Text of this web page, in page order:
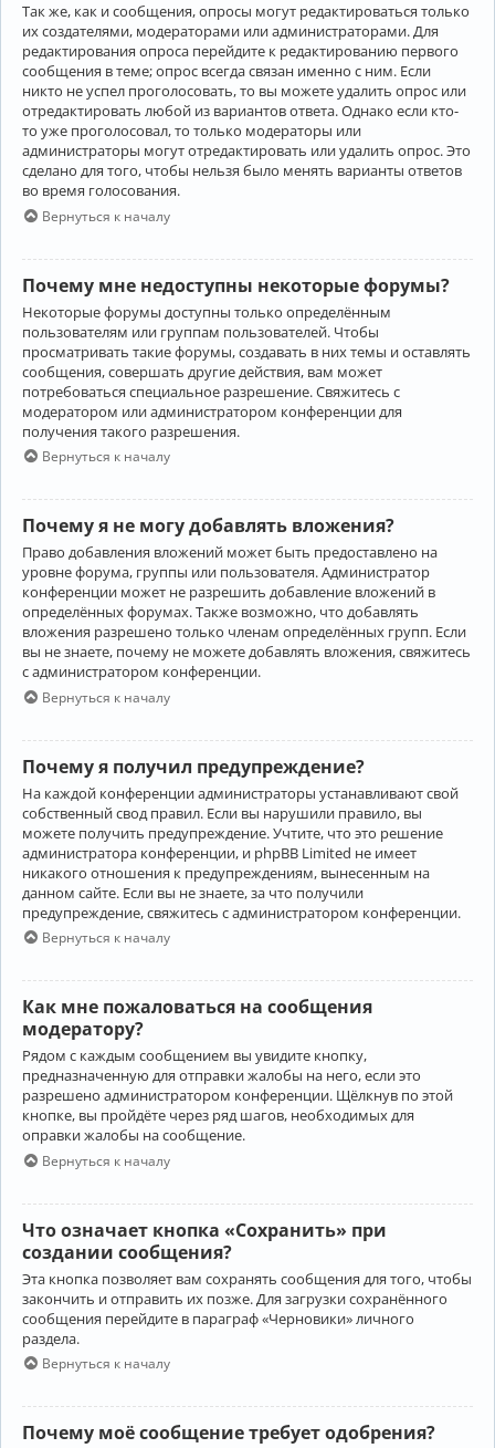
Так же, как и сообщения, опросы могут редактироваться только
их создателями, модераторами или администраторами. Для
редактирования опроса перейдите к редактированию первого
сообщения в теме; опрос всегда связан именно с ним. Если
никто не успел проголосовать, то вы можете удалить опрос или
отредактировать любой из вариантов ответа. Однако если кто-
то уже проголосовал, то только модераторы или
администраторы могут отредактировать или удалить опрос. Это
сделано для того, чтобы нельзя было менять варианты ответов
во время голосования.
Вернуться к началу
Почему мне недоступны некоторые форумы?
Некоторые форумы доступны только определённым
пользователям или группам пользователей. Чтобы
просматривать такие форумы, создавать в них темы и оставлять
сообщения, совершать другие действия, вам может
потребоваться специальное разрешение. Свяжитесь с
модератором или администратором конференции для
получения такого разрешения.
Вернуться к началу
Почему я не могу добавлять вложения?
Право добавления вложений может быть предоставлено на
уровне форума, группы или пользователя. Администратор
конференции может не разрешить добавление вложений в
определённых форумах. Также возможно, что добавлять
вложения разрешено только членам определённых групп. Если
вы не знаете, почему не можете добавлять вложения, свяжитесь
с администратором конференции.
Вернуться к началу
Почему я получил предупреждение?
На каждой конференции администраторы устанавливают свой
собственный свод правил. Если вы нарушили правило, вы
можете получить предупреждение. Учтите, что это решение
администратора конференции, и phpBB Limited не имеет
никакого отношения к предупреждениям, вынесенным на
данном сайте. Если вы не знаете, за что получили
предупреждение, свяжитесь с администратором конференции.
Вернуться к началу
Как мне пожаловаться на сообщения
модератору?
Рядом с каждым сообщением вы увидите кнопку,
предназначенную для отправки жалобы на него, если это
разрешено администратором конференции. Щёлкнув по этой
кнопке, вы пройдёте через ряд шагов, необходимых для
оправки жалобы на сообщение.
Вернуться к началу
Что означает кнопка «Сохранить» при
создании сообщения?
Эта кнопка позволяет вам сохранять сообщения для того, чтобы
закончить и отправить их позже. Для загрузки сохранённого
сообщения перейдите в параграф «Черновики» личного
раздела.
Вернуться к началу
Почему моё сообщение требует одобрения?